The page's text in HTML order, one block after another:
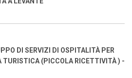
DI SERVIZI DI OSPITALITÀ PER
TURISTICA (PICCOLA RICETTIVITÀ ) -